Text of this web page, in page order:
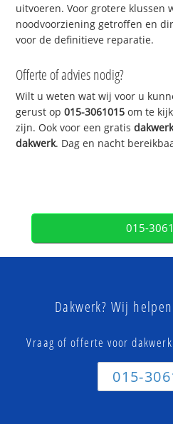
uitvoeren. Voor grotere klussen
noodvoorziening getroffen en
voor de definitieve reparatie.
Offerte of advies nodig?
Wilt u weten wat wij voor u
gerust op015-3061015 om te
zijn. Ook voor een gratis
dakwerk. Dag en nacht
015-
Dakwerk? Wij
Vraag of offerte voor
015-